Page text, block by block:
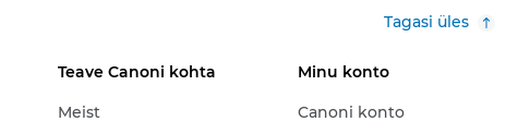
Tagasi üles
Teave Canoni kohta
Meist
Minu konto
Canoni konto